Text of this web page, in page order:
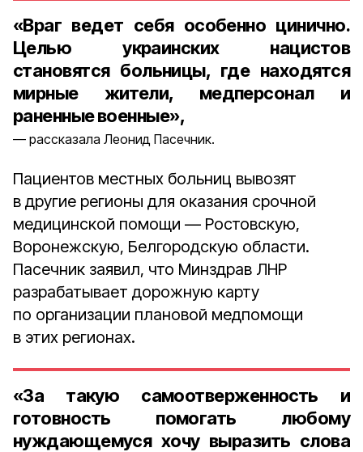
«Враг ведет себя особенно цинично.
Целью украинских нацистов
становятся больницы, где находятся
мирные жители, медперсонал и
раненные военные»,
рассказала Леонид Пасечник.
Пациентов местных больниц вывозят
в другие регионы для оказания срочной
медицинской помощи — Ростовскую,
Воронежскую, Белгородскую области.
Пасечник заявил, что Минздрав ЛНР
разрабатывает дорожную карту
по организации плановой медпомощи
в этих регионах.
«За такую самоотверженность и
готовность помогать любому
нуждающемуся хочу выразить слова